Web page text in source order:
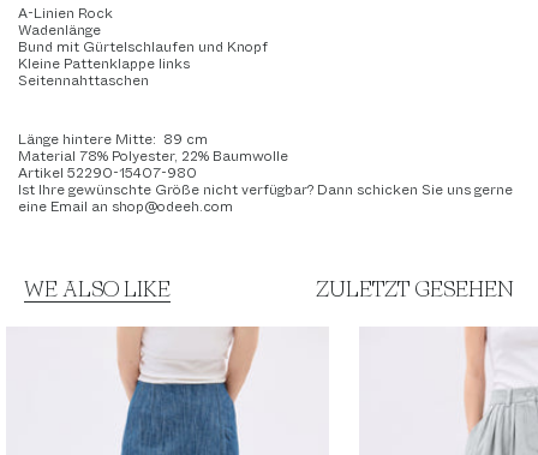
A-Linien Rock
Wadenlänge
Bund mit Gürtelschlaufen und Knopf
Kleine Pattenklappe links
Seitennahttaschen
Länge hintere Mitte: 89 cm
Material 78% Polyester, 22% Baumwolle
Artikel 52290-15407-980
Ist Ihre gewünschte Größe nicht verfügbar? Dann schicken Sie uns gerne
eine Email an shop@odeeh.com
WE ALSO LIKE ZULETZT GESEHEN